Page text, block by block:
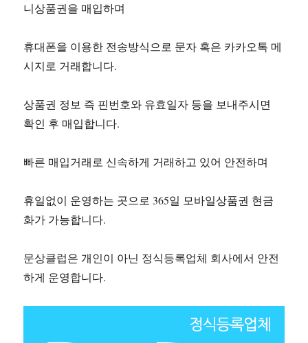
니상품권을 매입하며
휴대폰을 이용한 전송방식으로 문자 혹은 카카오톡 메
시지로 거래합니다.
상품권 정보 즉 핀번호와 유효일자 등을 보내주시면
확인 후 매입합니다.
빠른 매입거래로 신속하게 거래하고 있어 안전하며
휴일없이 운영하는 곳으로 365일 모바일상품권 현금
화가 가능합니다.
문상클럽은 개인이 아닌 정식등록업체 회사에서 안전
하게 운영합니다.